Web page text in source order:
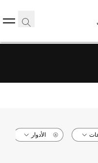
الأدوار